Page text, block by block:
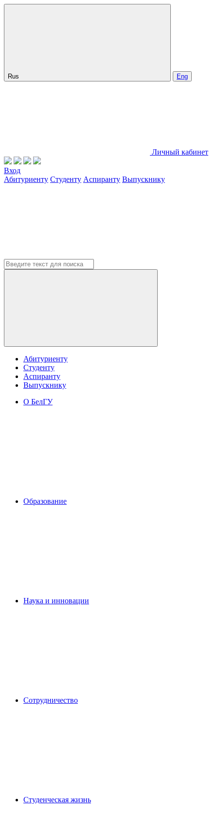
Rus Eng
Личный кабинет
Вход
Абитуриенту Студенту Аспиранту Выпускнику
Абитуриенту
Студенту
Аспиранту
Выпускнику
О БелГУ
Образование
Наука и инновации
Сотрудничество
Студенческая жизнь